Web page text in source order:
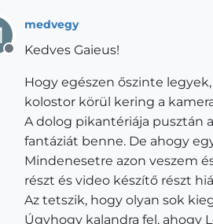
Offline
medvegy
Kedves Gaieus!
Hogy egészen őszinte
kolostor körül kering a
A dolog pikantériája pusztán
fantáziát benne. De ahogy
Mindenesetre azon veszem
részt és video készítő részt
Az tetszik, hogy olyan sok
Úgyhogy kalandra fel, ahogy